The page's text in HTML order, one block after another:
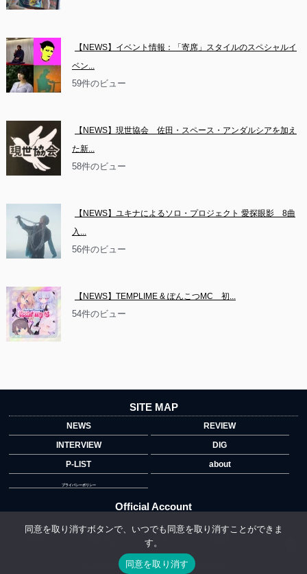
【NEWS】イベント情報：「寄席」スタイルのスペシャルイ
ベン...
59件のビュー
【NEWS】現世協会　佐田・スペース・アンダルシアを加え
た新...
58件のビュー
【NEWS】ユキナによるソロ・プロジェクト 愛探眼影　8曲
入...
56件のビュー
【NEWS】TEMPLIME & ぽんこつMC　初...
54件のビュー
SITE MAP
NEWS
REVIEW
INTERVIEW
DIG
P-LIST
about
プライバシーポリシー
Official Account
Copyright © 2014 copyrights.indiegrab.jp All Rights Reserved.
同意を取り消すボタンで、いつでも同意を取り消すことができま
す。
同意を取り消す